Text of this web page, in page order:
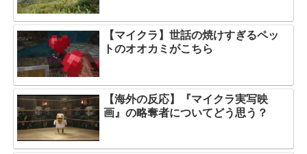
【マイクラ】世話の焼けすぎるペッ
トのオオカミがこちら
【海外の反応】『マイクラ実写映
画』の略奪者についてどう思う？